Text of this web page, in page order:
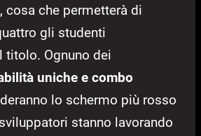
, cosa che permetterà di
gli studenti
titolo. Ognuno dei
uniche e combo
lo schermo più rosso
stanno lavorando